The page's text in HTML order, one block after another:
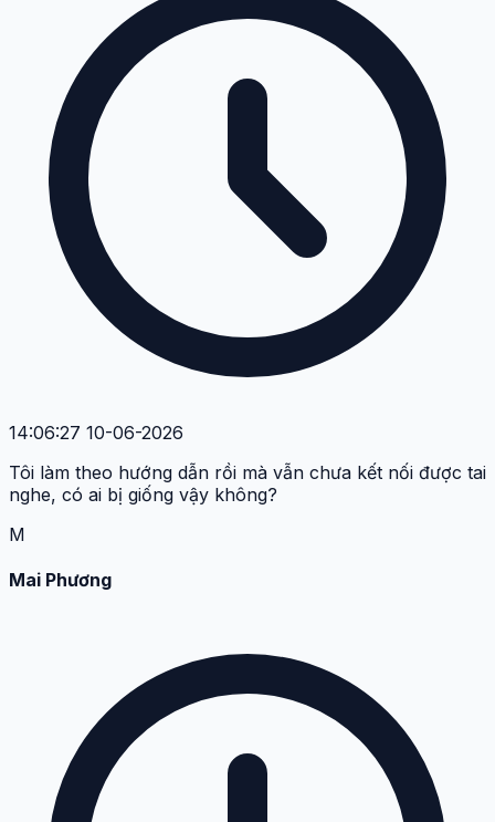
14:06:27 10-06-2026
Tôi làm theo hướng dẫn rồi mà vẫn chưa kết nối được tai
nghe, có ai bị giống vậy không?
M
Mai Phương